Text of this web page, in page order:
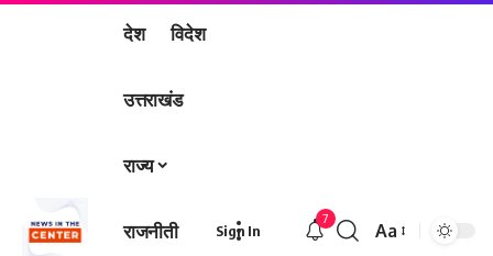
देश विदेश
उत्तराखंड
राज्य
राजनीती Sign In
7
Font
Aa